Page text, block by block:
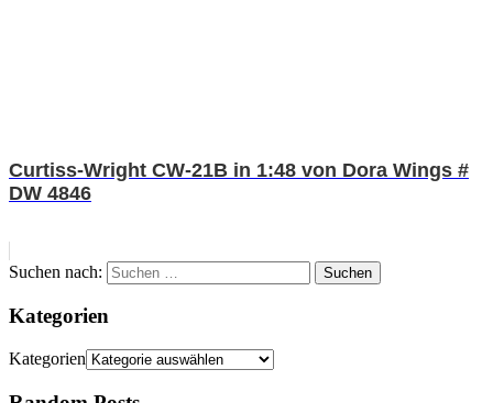
Curtiss-Wright CW-21B in 1:48 von Dora Wings #
DW 4846
Suchen nach: Suchen
Kategorien
Kategorien